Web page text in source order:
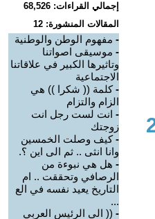
إجمالي القراءات: 68,526
المقالات المنشورة: 12
- مفهوم الوطن والوطنية
- موسيقى اصواتنا
وتاثيرها الكبير في علاقاتنا
الاجتماعية
-كلمة (( شكرا )) هي
الزام والتزام
- انت لست رجل انت
زوجتك
-كيف وصلت الخمسين
وانا انثى .. ثم الى اين ؟.
- هل هي نبوءة من
الرصافي وتحققت .. ام
التاريخ يعيد نفسه في الع
...
- (( الى الرئيس العربي